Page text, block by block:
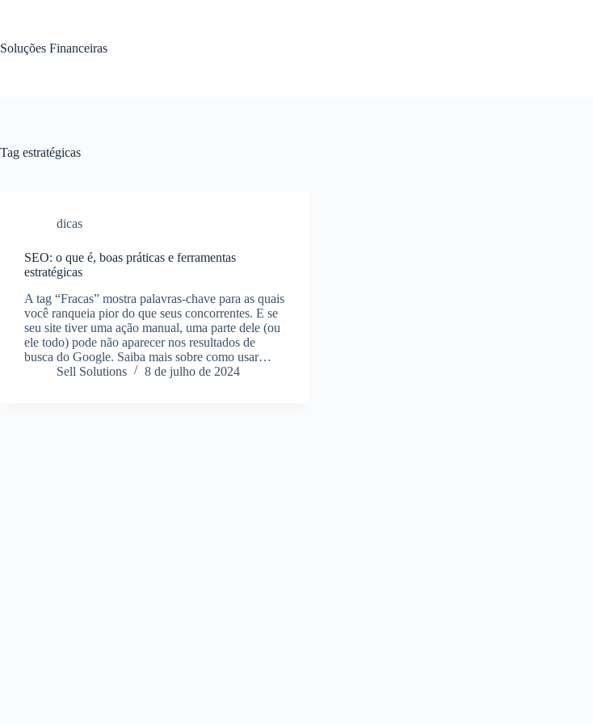
conteúdo
Soluções Financeiras
Tag estratégicas
dicas
SEO: o que é, boas práticas e ferramentas
estratégicas
A tag “Fracas” mostra palavras-chave para as quais
você ranqueia pior do que seus concorrentes. E se
seu site tiver uma ação manual, uma parte dele (ou
ele todo) pode não aparecer nos resultados de
busca do Google. Saiba mais sobre como usar…
Sell Solutions
8 de julho de 2024